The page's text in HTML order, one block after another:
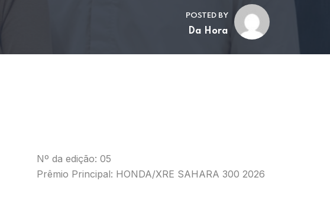
POSTED BY
Da Hora
Nº da edição: 05
Prêmio Principal: HONDA/XRE SAHARA 300 2026